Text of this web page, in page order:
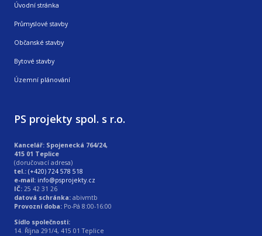
Úvodní stránka
Průmyslové stavby
Občanské stavby
Bytové stavby
Územní plánování
PS projekty spol. s r.o.
Kancelář: Spojenecká 764/24,
415 01 Teplice
(doručovací adresa)
tel.: (+420) 724 578 518
e-mail: info@psprojekty.cz
IČ: 25 42 31 26
datová schránka: abivmtb
Provozní doba: Po-Pá 8:00-16:00
Sídlo společnosti:
14. Října 291/4, 415 01 Teplice